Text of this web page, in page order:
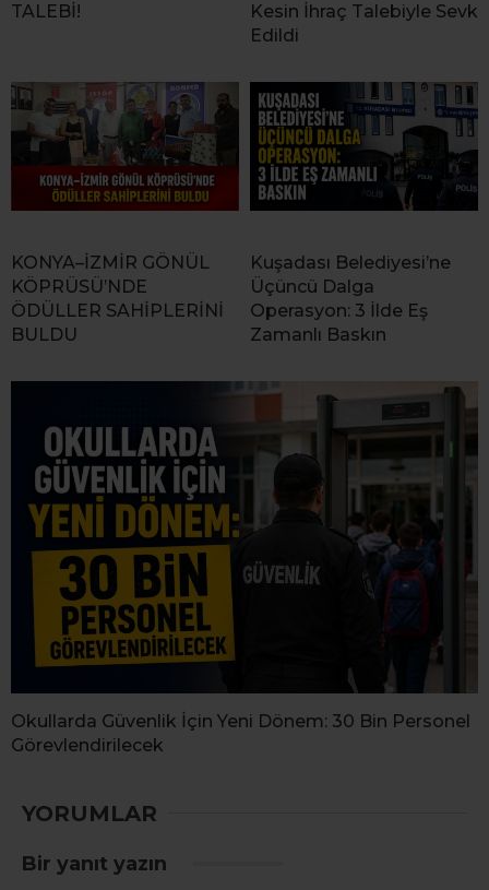
TALEBİ!
Kesin İhraç Talebiyle Sevk
Edildi
KONYA–İZMİR GÖNÜL
KÖPRÜSÜ’NDE
ÖDÜLLER SAHİPLERİNİ
BULDU
Kuşadası Belediyesi’ne
Üçüncü Dalga
Operasyon: 3 İlde Eş
Zamanlı Baskın
Okullarda Güvenlik İçin Yeni Dönem: 30 Bin Personel
Görevlendirilecek
YORUMLAR
Bir yanıt yazın